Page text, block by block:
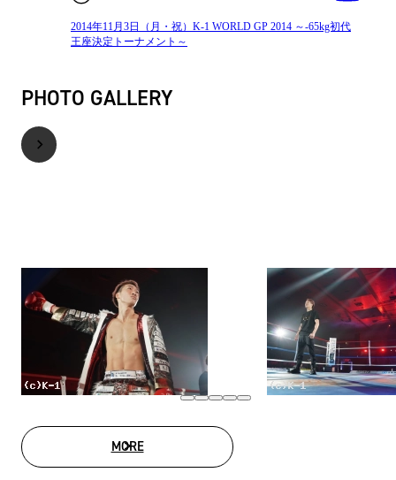
2014年11月3日（月・祝）K-1 WORLD GP 2014 ～-65kg初代
王座決定トーナメント～
PHOTO GALLERY
MOREPHOTO GALLERY